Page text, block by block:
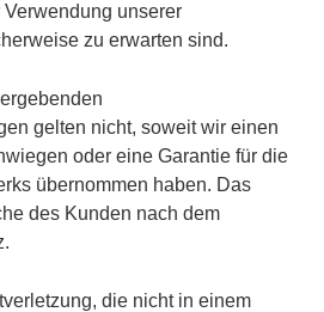
unserer
zu erwarten sind.
gelten nicht, soweit wir einen
oder eine Garantie für die
übernommen haben. Das
des Kunden nach dem
die nicht in einem